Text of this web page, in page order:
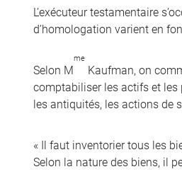
L’exécuteur testamentaire
d’homologation varient en
Selon M
me
Kaufman, on
comptabiliser les actifs et les
les antiquités, les actions de
« Il faut inventorier tous les
Selon la nature des biens, il